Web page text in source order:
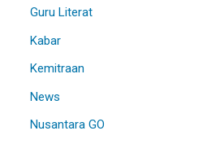
Guru Literat
Kabar
Kemitraan
News
Nusantara GO